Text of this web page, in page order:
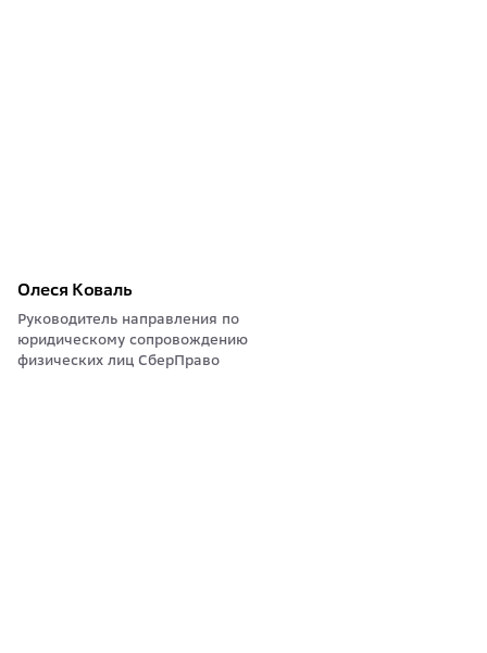
Олеся Коваль
Руководитель направления по
юридическому сопровождению
физических лиц СберПраво